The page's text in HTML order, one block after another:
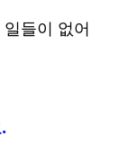
들이 없어